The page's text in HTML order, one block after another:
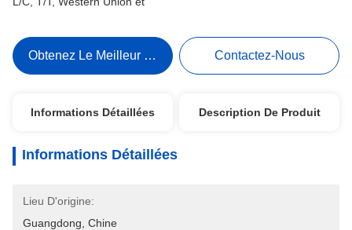
Obtenez Le Meilleur Prix Contactez-Nous
Informations Détaillées Description De Produit
Informations Détaillées
Lieu D'origine:
Guangdong, Chine